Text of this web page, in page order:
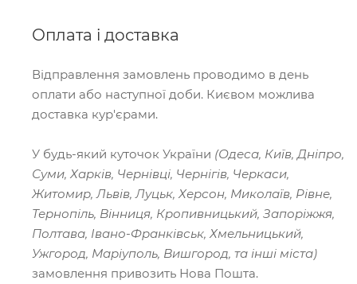
Оплата і доставка
Відправлення замовлень проводимо в день
оплати або наступної доби. Києвом можлива
доставка кур'єрами.
У будь-який куточок України (Одеса, Київ, Дніпро,
Суми, Харків, Чернівці, Чернігів, Черкаси,
Житомир, Львів, Луцьк, Херсон, Миколаїв, Рівне,
Тернопіль, Вінниця, Кропивницький, Запоріжжя,
Полтава, Івано-Франківськ, Хмельницький,
Ужгород, Маріуполь, Вишгород, та інші міста)
замовлення привозить Нова Пошта.